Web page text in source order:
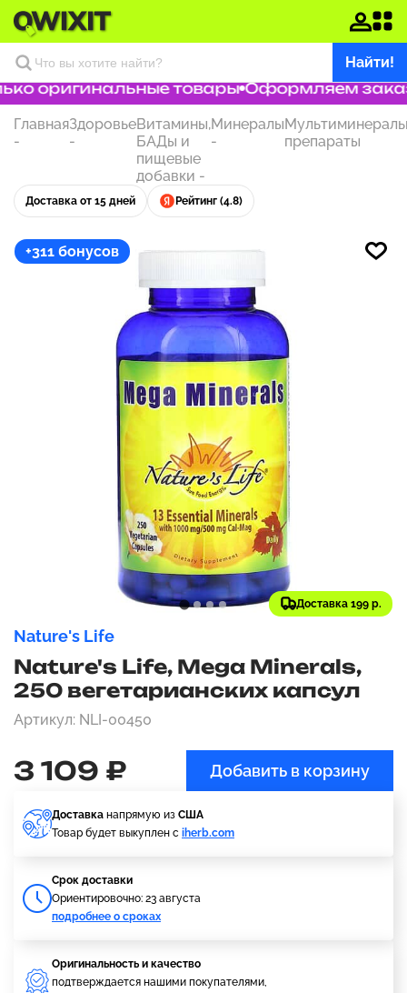
Найти!
оригинальные товары Оформляем заказ
Главная
-
Здоровье
-
Витамины,
БАДы и
пищевые
добавки -
Минералы
-
препараты
Доставка от 15 дней Рейтинг (4.8)
+311 бонусов
Доставка 199 р.
Nature's Life
Nature's Life, Mega Minerals,
250 вегетарианских капсул
Артикул: NLI-00450
3 109 ₽ Добавить в корзину
Доставка напрямую из США
Товар будет выкуплен с iherb.com
Cрок доставки
Ориентировочно: 23 августа
подробнее о сроках
Оригинальность и качество
подтверждается нашими покупателями,